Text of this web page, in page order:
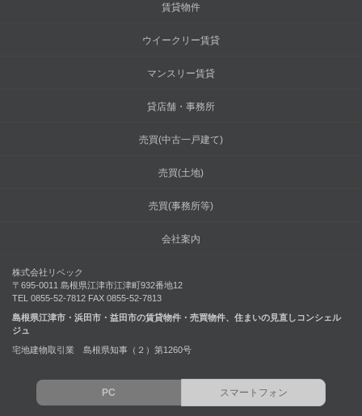
賃貸物件
ウイークリー賃貸
マンスリー賃貸
貸店舗・事務所
売買(中古一戸建て)
売買(土地)
売買(事務所等)
会社案内
株式会社リベック
〒695-0011 島根県江津市江津町932番地12
TEL 0855-52-7812 FAX 0855-52-7813
島根県江津市・浜田市・益田市の賃貸物件・売買物件、住まいの見直しコンシェル
ジュ
宅地建物取引業 島根県知事（２）第1260号
PC スマートフォン